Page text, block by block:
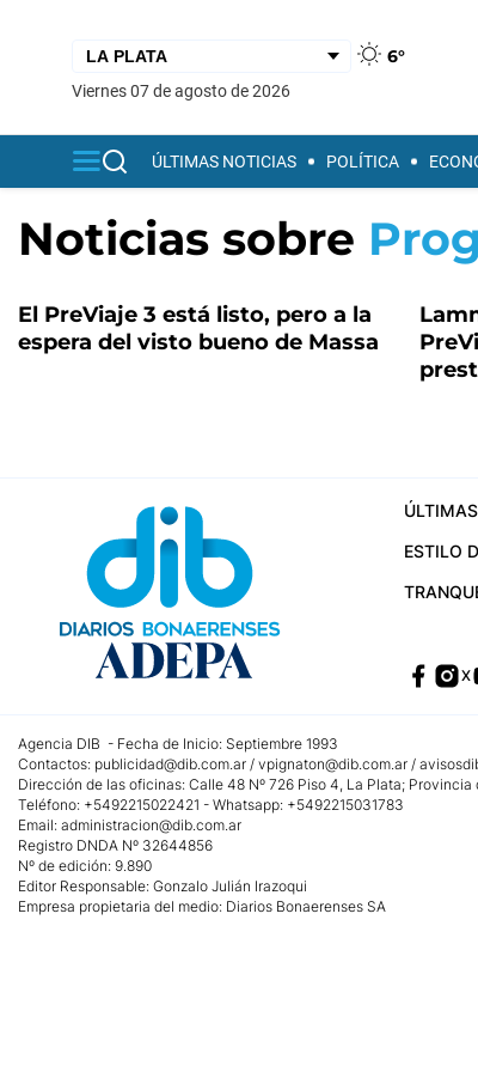
6°
viernes 07 de agosto de 2026
ÚLTIMAS NOTICIAS POLÍTICA
Noticias sobre
El PreViaje 3 está listo, pero a la
espera del visto bueno de Massa
ESTILO
X
Agencia DIB - Fecha de Inicio: Septiembre 1993
Contactos: publicidad@dib.com.ar / vpignaton@dib.com.ar /
Dirección de las oficinas: Calle 48 Nº 726 Piso 4, La Plata; Provincia
Teléfono: +5492215022421 - Whatsapp: +5492215031783
Email: administracion@dib.com.ar
Registro DNDA Nº 32644856
Nº de edición: 9.890
Editor Responsable: Gonzalo Julián Irazoqui
Empresa propietaria del medio: Diarios Bonaerenses SA